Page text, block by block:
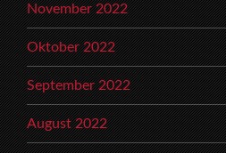
November 2022
Oktober 2022
September 2022
August 2022